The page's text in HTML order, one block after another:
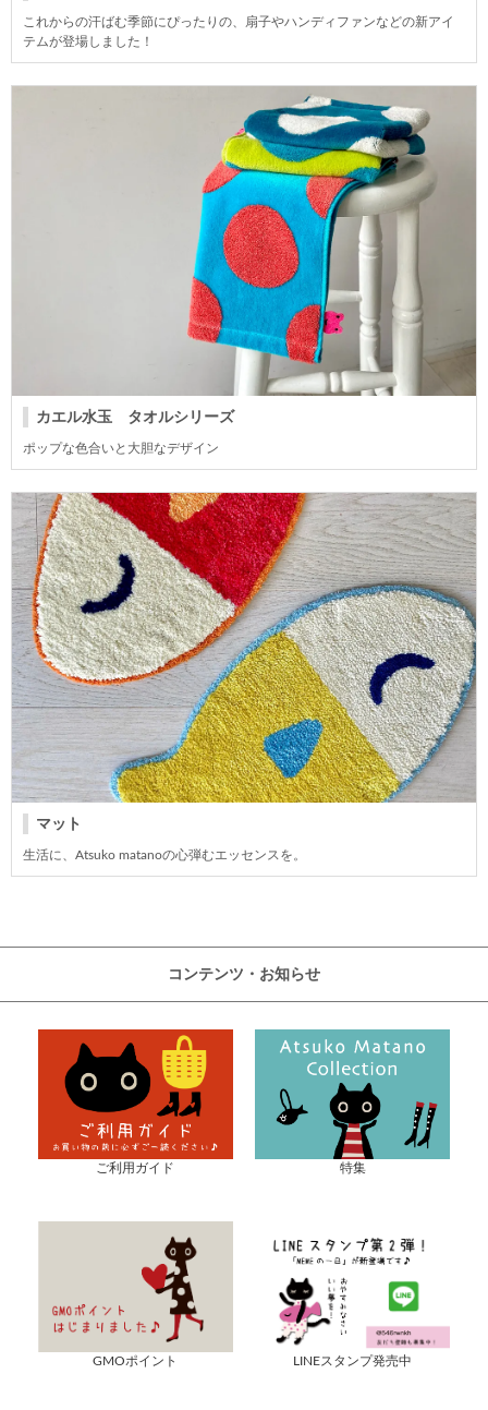
これからの汗ばむ季節にぴったりの、扇子やハンディファンなどの新アイ
テムが登場しました！
マット
生活に、Atsuko matanoの心弾むエッセンスを。
カエル水玉 タオルシリーズ
ポップな色合いと大胆なデザイン
コンテンツ・お知らせ
ご利用ガイド 特集
GMOポイント LINEスタンプ発売中